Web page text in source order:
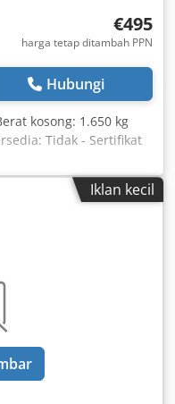
€495
harga tetap ditambah PPN
Hubungi
kosong: 1.650 kg
Tidak - Sertifikat
- Jumlah tiang [unit]:
total per tiang [kg]:
- Panjang lengan
Codsza Tc Dopfx Al
antar tiang [mm]:
PPN
untuk pelaku
dilakukan kapan saja
Tess van den
Iklan kecil